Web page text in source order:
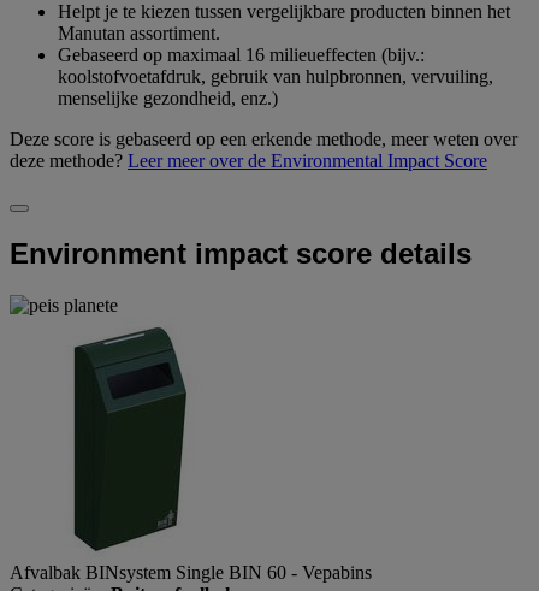
Helpt je te kiezen tussen vergelijkbare producten binnen het
Manutan assortiment.
Gebaseerd op maximaal 16 milieueffecten (bijv.:
koolstofvoetafdruk, gebruik van hulpbronnen, vervuiling,
menselijke gezondheid, enz.)
Deze score is gebaseerd op een erkende methode, meer weten over
deze methode? Leer meer over de Environmental Impact Score
Environment impact score details
Afvalbak BINsystem Single BIN 60 - Vepabins